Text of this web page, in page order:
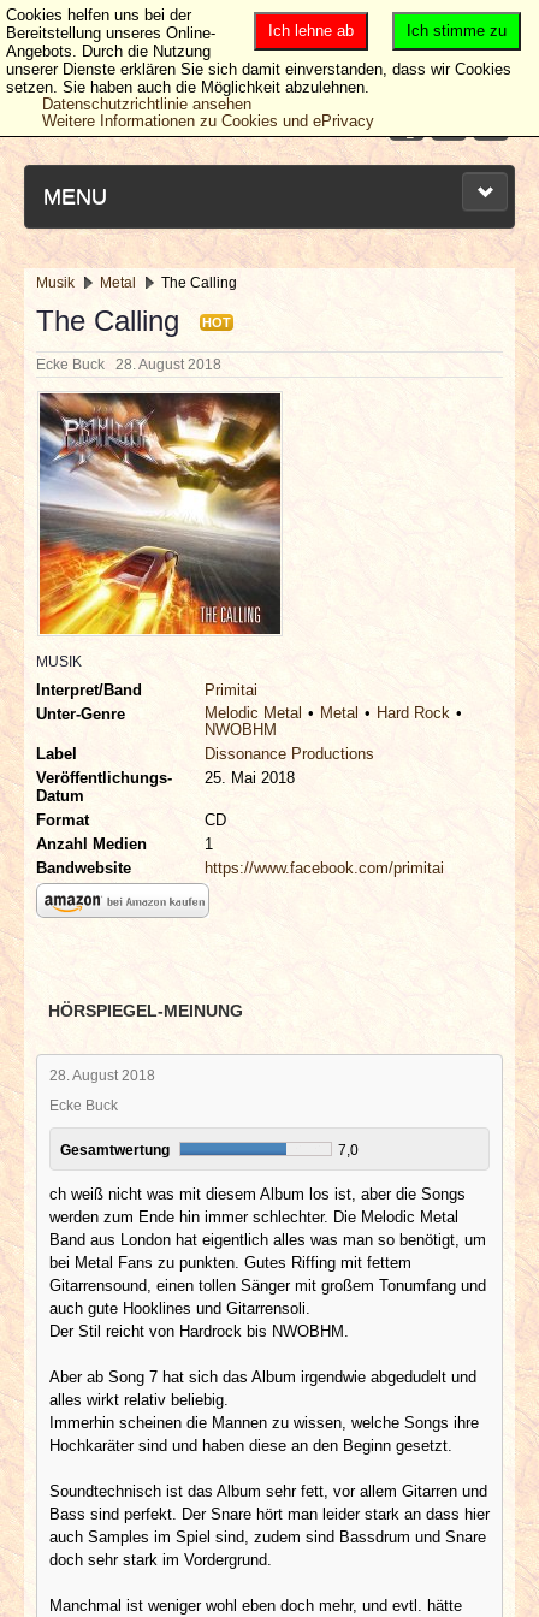
MENU
NEUESTE ARTIKEL
NEWS & DATES
BERICHTE
VERLOSUNGEN
INTERVIEWS
SPECIALS
REDAKTION
ARCHIV
Musik Metal The Calling
The Calling HOT
Ecke Buck 28. August 2018
MUSIK
Interpret/Band
Primitai
Unter-Genre
Melodic Metal Metal
Hard Rock
NWOBHM
Label
Dissonance Productions
Veröffentlichungs-
Datum
25. Mai 2018
Format
CD
Anzahl Medien
1
Bandwebsite
https://www.facebook.com/primitai
HÖRSPIEGEL-MEINUNG
28. August 2018
Ecke Buck
Gesamtwertung 7,0
ch weiß nicht was mit diesem Album los ist, aber die Songs
werden zum Ende hin immer schlechter. Die Melodic Metal
Band aus London hat eigentlich alles was man so benötigt, um
bei Metal Fans zu punkten. Gutes Riffing mit fettem
Gitarrensound, einen tollen Sänger mit großem Tonumfang und
auch gute Hooklines und Gitarrensoli.
Der Stil reicht von Hardrock bis NWOBHM.
Aber ab Song 7 hat sich das Album irgendwie abgedudelt und
alles wirkt relativ beliebig.
Immerhin scheinen die Mannen zu wissen, welche Songs ihre
Hochkaräter sind und haben diese an den Beginn gesetzt.
Soundtechnisch ist das Album sehr fett, vor allem Gitarren und
Bass sind perfekt. Der Snare hört man leider stark an dass hier
auch Samples im Spiel sind, zudem sind Bassdrum und Snare
doch sehr stark im Vordergrund.
Manchmal ist weniger wohl eben doch mehr, und evtl. hätte
Ich stimme zu
Ich lehne ab
Cookies helfen uns bei der
Bereitstellung unseres Online-
Angebots. Durch die Nutzung
unserer Dienste erklären Sie sich damit einverstanden, dass wir Cookies
setzen. Sie haben auch die Möglichkeit abzulehnen.
Datenschutzrichtlinie ansehen
Weitere Informationen zu Cookies und ePrivacy